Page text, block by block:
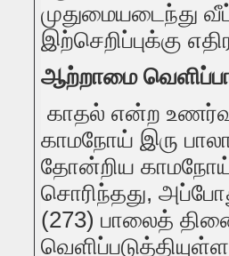
முதுமையடைந்து
இற்செறிப்புக்கு
ஆற்றாமை
காதல் என்ற
காமநோய் இரு
தோன்றிய காமநோய்
சொரிந்தது,
(273) பாலைத்